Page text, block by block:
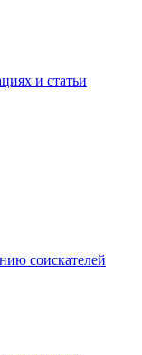
и статьи
соискателей